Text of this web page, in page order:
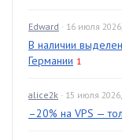
Edward · 16 июля
В наличии
Германии 1
alice2k · 15 июля
–20% на VPS —